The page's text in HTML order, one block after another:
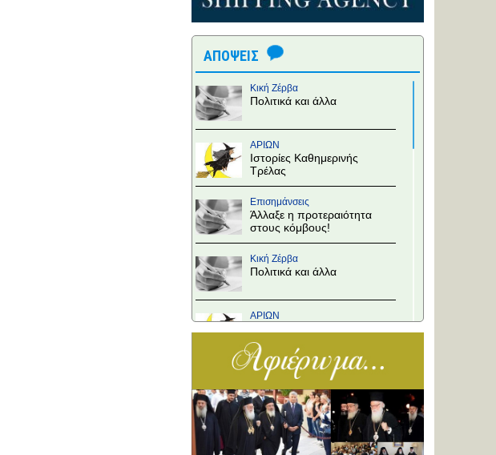
ΑΠΟΨΕΙΣ
Κική Ζέρβα
Πολιτικά και άλλα
ΑΡΙΩΝ
Ιστορίες Καθημερινής
Τρέλας
Επισημάνσεις
Άλλαξε η προτεραιότητα
στους κόμβους!
Κική Ζέρβα
Πολιτικά και άλλα
ΑΡΙΩΝ
Τρέλας
Επισημάνσεις
αποφασίσει
Κική Ζέρβα
Πολιτικά και άλλα